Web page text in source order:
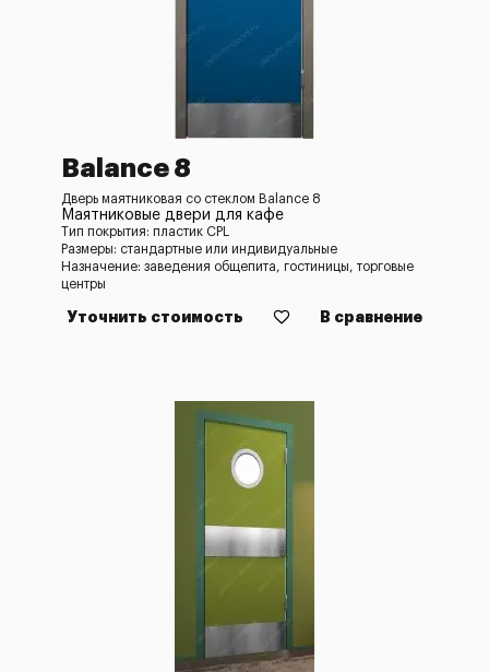
Balance 8
Дверь маятниковая со стеклом Balance 8
Маятниковые двери для кафе
Тип покрытия: пластик CPL
Размеры: стандартные или индивидуальные
Назначение: заведения общепита, гостиницы, торговые
центры
Уточнить стоимость В сравнение